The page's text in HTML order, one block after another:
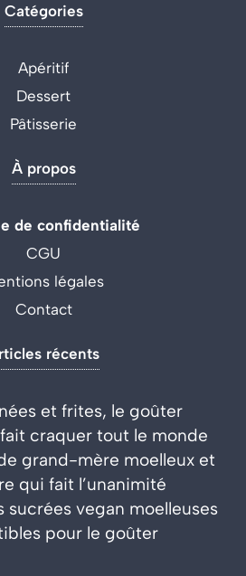
Catégories
Apéritif
Dessert
Pâtisserie
À propos
de confidentialité
CGU
légales
Contact
récents
et frites, le goûter
craquer tout le monde
grand-mère moelleux et
qui fait l’unanimité
sucrées vegan moelleuses
pour le goûter